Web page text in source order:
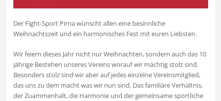
Der Fight-Sport Pirna wünscht allen eine besinnliche
Weihnachtszeit und ein harmonisches Fest mit euren Liebsten.
Wir feiern dieses Jahr nicht nur Weihnachten, sondern auch das 10
jährige Bestehen unseres Vereins worauf wir mächtig stolz sind.
Besonders stolz sind wir aber auf jedes einzelne Vereinsmitglied,
das uns zu dem macht was wir nun sind. Das familiäre Verhältnis,
der Zuammenhalt, die Harmonie und der gemeinsame sportliche